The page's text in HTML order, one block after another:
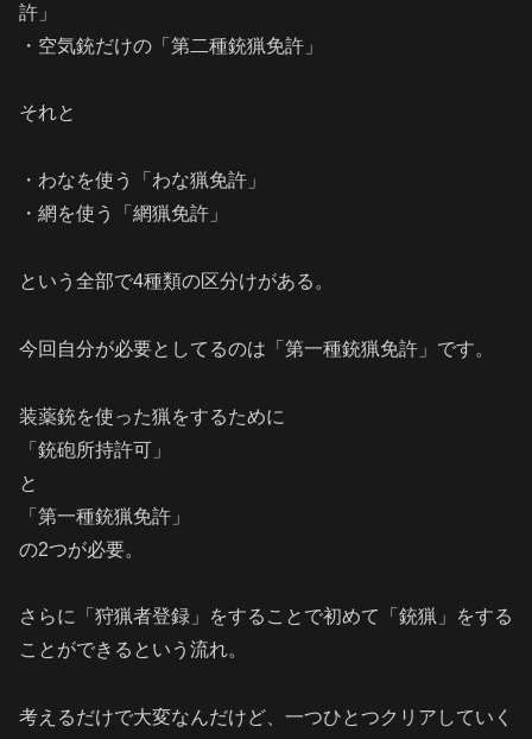
許」
・空気銃だけの「第二種銃猟免許」
それと
・わなを使う「わな猟免許」
・網を使う「網猟免許」
という全部で4種類の区分けがある。
今回自分が必要としてるのは「第一種銃猟免許」です。
装薬銃を使った猟をするために
「銃砲所持許可」
と
「第一種銃猟免許」
の2つが必要。
さらに「狩猟者登録」をすることで初めて「銃猟」をする
ことができるという流れ。
考えるだけで大変なんだけど、一つひとつクリアしていく